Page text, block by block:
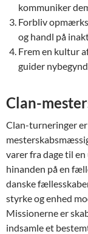
kommuniker
Forbliv
og handl på
Frem en kultur
guider
Clan-
Clan-turneringer
varer fra dage til
hinanden på en
danske
styrke og enhed
Missionerne er
indsamle et